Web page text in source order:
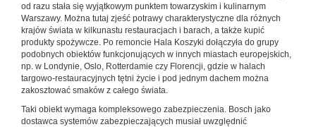
od razu stała się wyjątkowym punktem towarzyskim i kulinarnym
Warszawy. Można tutaj zjeść potrawy charakterystyczne dla różnych
krajów świata w kilkunastu restauracjach i barach, a także kupić
produkty spożywcze. Po remoncie Hala Koszyki dołączyła do grupy
podobnych obiektów funkcjonujących w innych miastach europejskich,
np. w Londynie, Oslo, Rotterdamie czy Florencji, gdzie w halach
targowo-restauracyjnych tętni życie i pod jednym dachem można
zakosztować smaków z całego świata.
Taki obiekt wymaga kompleksowego zabezpieczenia. Bosch jako
dostawca systemów zabezpieczających musiał uwzględnić